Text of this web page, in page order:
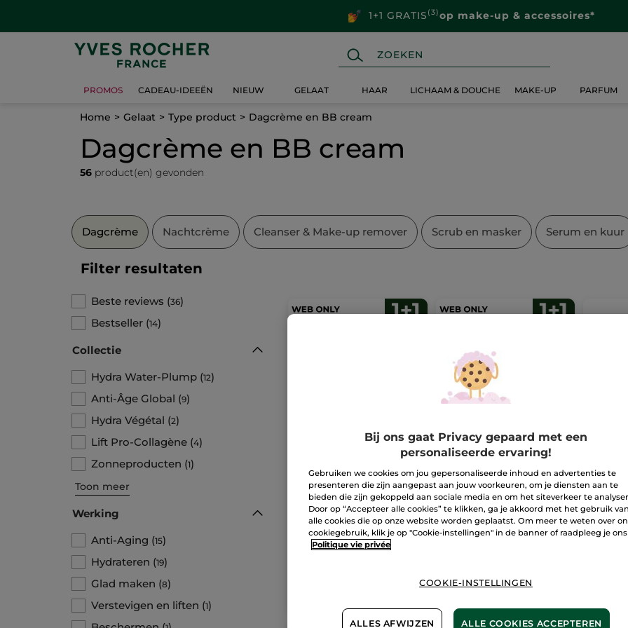
1+1 GRATIS (3)op make-up & accessoires*
PROMOS CADEAU-IDEEËN NIEUW GELAAT HAAR LICHAAM & DOUCHE MAKE-UP PARFUM
Home Gelaat Type product Dagcrème en BB cream
Dagcrème en BB cream
56 product(en) gevonden
Dagcrème Nachtcrème Cleanser & Make-up remover Scrub en masker Serum en kuur
Filter resultaten
Beste reviews (36)
Bestseller (14)
Collectie
Hydra Water-Plump (12)
Anti-Âge Global (9)
Hydra Végétal (2)
Lift Pro-Collagène (4)
Zonneproducten (1)
Toon meer
Werking
Anti-Aging (15)
Hydrateren (19)
Glad maken (8)
Verstevigen en liften (1)
Hydratatieverzorging
Hydra Water-Plump
75 ml
(1)
27,90 €
Ter vergelijking met de
adviesprijs: 55,80 €
1+1 Corrigerende &
Verfraaiende
Dagcrème - Droge
Huid 50 ml
56,90 €
Ter vergelijking met de
adviesprijs: 113,80 €
IN
48
Potje 50
19,90
Bij ons gaat Privacy gepaard met een
personaliseerde ervaring!
Gebruiken we cookies om jou gepersonaliseerde inhoud en advertenties te
presenteren die zijn aangepast aan jouw voorkeuren, om je diensten aan te
bieden die zijn gekoppeld aan sociale media en om het siteverkeer te
Door op “Accepteer alle cookies” te klikken, ga je akkoord met het gebruik van
alle cookies die op onze website worden geplaatst. Om meer te weten over
cookiegebruik, klik je op "Cookie-instellingen" in de banner of raadpleeg je ons
Politique vie privée
COOKIE-INSTELLINGEN
ALLES AFWIJZEN ALLE COOKIES ACCEPTEREN